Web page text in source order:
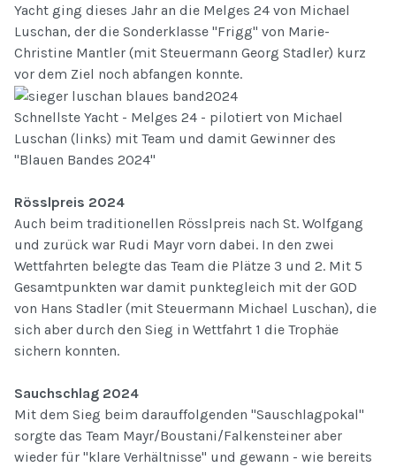
Yacht ging dieses Jahr an die Melges 24 von Michael
Luschan, der die Sonderklasse "Frigg" von Marie-
Christine Mantler (mit Steuermann Georg Stadler) kurz
vor dem Ziel noch abfangen konnte.
Schnellste Yacht - Melges 24 - pilotiert von Michael
Luschan (links) mit Team und damit Gewinner des
"Blauen Bandes 2024"
Rösslpreis 2024
Auch beim traditionellen Rösslpreis nach St. Wolfgang
und zurück war Rudi Mayr vorn dabei. In den zwei
Wettfahrten belegte das Team die Plätze 3 und 2. Mit 5
Gesamtpunkten war damit punktegleich mit der GOD
von Hans Stadler (mit Steuermann Michael Luschan), die
sich aber durch den Sieg in Wettfahrt 1 die Trophäe
sichern konnten.
Sauchschlag 2024
Mit dem Sieg beim darauffolgenden "Sauschlagpokal"
sorgte das Team Mayr/Boustani/Falkensteiner aber
wieder für "klare Verhältnisse" und gewann - wie bereits